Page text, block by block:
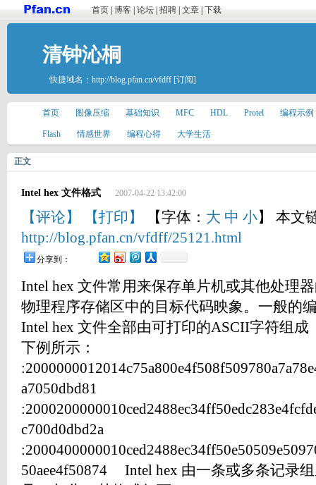
首页 博客 论坛 招聘 文章 下载
清钟沁桐
快捷域名： http://blog.pfan.cn/vfdff [订阅]
首页 图像压缩 基础知识 MFC HDL Protel 编程示例
Flash 情感世界 编程心得 大学生活
正文
Intel hex 文件格式 2007-04-22 13:42:00
【评论】 【打印】 【字体： 大 中 小】 本文
http://blog.pfan.cn/vfdff/25121.html
分享到：
Intel hex 文件常用来保存单片机或其他处理
物理程序存储区中的目标代码映象。一般
Intel hex 文件全部由可打印的ASCII字符组
下例所示：
a7050dbd81
c700d0dbd2a
50aee4f50874 Intel hex 由一条或多条记录